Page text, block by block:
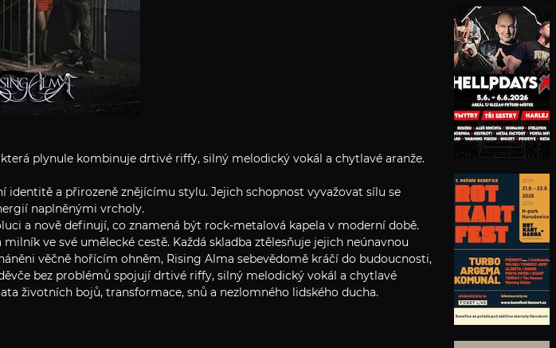
plynule kombinuje drtivé riffy, silný melodický vokál a chytlavé aranže.
identitě a přirozeně znějícímu stylu. Jejich schopnost vyvažovat sílu se
naplněnými vrcholy.
a nově definují, co znamená být rock-metalová kapela v moderní době.
ve své umělecké cestě. Každá skladba ztělesňuje jejich neúnavnou
věčně hořícím ohněm, Rising Alma sebevědomě kráčí do budoucnosti,
bez problémů spojují drtivé riffy, silný melodický vokál a chytlavé
životních bojů, transformace, snů a nezlomného lidského ducha.